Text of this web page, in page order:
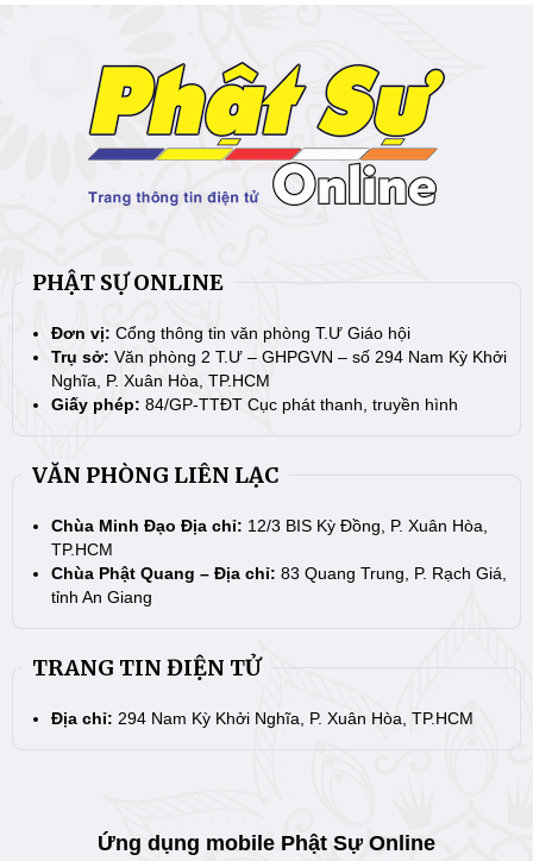
PHẬT SỰ ONLINE
Đơn vị: Cổng thông tin văn phòng T.Ư Giáo hội
Trụ sở: Văn phòng 2 T.Ư – GHPGVN – số 294 Nam Kỳ Khởi
Nghĩa, P. Xuân Hòa, TP.HCM
Giấy phép: 84/GP-TTĐT Cục phát thanh, truyền hình
VĂN PHÒNG LIÊN LẠC
Chùa Minh Đạo Địa chỉ: 12/3 BIS Kỳ Đồng, P. Xuân Hòa,
TP.HCM
Chùa Phật Quang – Địa chỉ: 83 Quang Trung, P. Rạch Giá,
tỉnh An Giang
TRANG TIN ĐIỆN TỬ
Địa chỉ: 294 Nam Kỳ Khởi Nghĩa, P. Xuân Hòa, TP.HCM
Ứng dụng mobile Phật Sự Online